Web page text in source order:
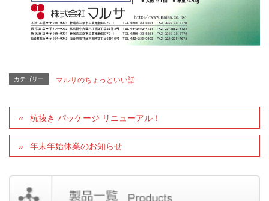
カテゴリー マルサのちょっといい話
杭抜き パッケージ リニューアル！
年末年始休業のお知らせ